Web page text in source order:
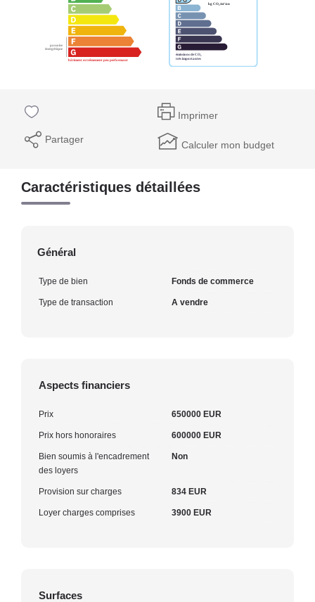
Imprimer
Partager Calculer mon budget
Caractéristiques détaillées
Général
Type de bien Fonds de commerce
Type de transaction A vendre
Aspects financiers
Prix 650000 EUR
Prix hors honoraires 600000 EUR
Bien soumis à l'encadrement
des loyers
Non
Provision sur charges 834 EUR
Loyer charges comprises 3900 EUR
Surfaces